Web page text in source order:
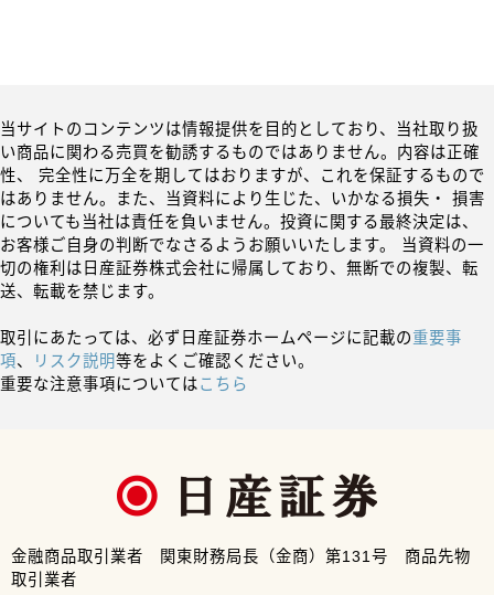
当サイトのコンテンツは情報提供を目的としており、当社取り扱
い商品に関わる売買を勧誘するものではありません。内容は正確
性、 完全性に万全を期してはおりますが、これを保証するもので
はありません。また、当資料により生じた、いかなる損失・ 損害
についても当社は責任を負いません。投資に関する最終決定は、
お客様ご自身の判断でなさるようお願いいたします。 当資料の一
切の権利は日産証券株式会社に帰属しており、無断での複製、転
送、転載を禁じます。
取引にあたっては、必ず日産証券ホームページに記載の重要事
項、 リスク説明等をよくご確認ください。
重要な注意事項についてはこちら
金融商品取引業者 関東財務局長（金商）第131号 商品先物
取引業者